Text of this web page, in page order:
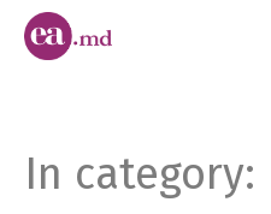
In category: